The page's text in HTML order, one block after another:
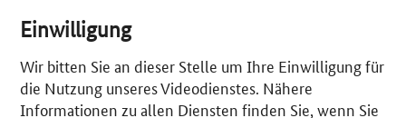
Einwilligung
Wir bitten Sie an dieser Stelle um Ihre Einwilligung für
die Nutzung unseres Videodienstes. Nähere
Informationen zu allen Diensten finden Sie, wenn Sie
Um kleinen und mittleren Unternehmen den Zugang zu den
Kompetenzzentrum IT-Wirtschaft Zukunftstechnologien und deren
Anwendungs- und Marktpotenziale. Alle Informationen werden im
Anschluss verständlich im sogenannten „Tech Radar“ aufbereitet, der